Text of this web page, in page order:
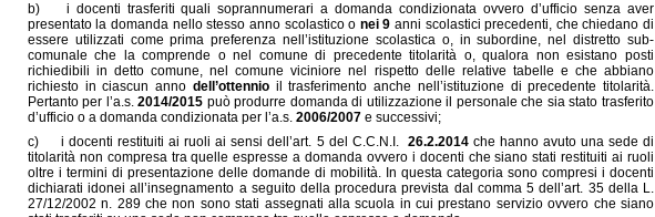
b) i docenti trasferiti quali soprannumerari a domanda condizionata ovvero d’ufficio senza aver
presentato la domanda nello stesso anno scolastico o nei 9 anni scolastici precedenti, che chiedano di
essere utilizzati come prima preferenza nell’istituzione scolastica o, in subordine, nel distretto sub-
comunale che la comprende o nel comune di precedente titolarità o, qualora non esistano posti
richiedibili in detto comune, nel comune viciniore nel rispetto delle relative tabelle e che abbiano
richiesto in ciascun anno dell’ottennioil trasferimento anche nell’istituzione di precedente titolarità.
Pertanto per l’a.s.2014/2015 può produrre domanda di utilizzazione il personale che sia stato trasferito
d’ufficio o a domanda condizionata per l’a.s. 2006/2007 e successivi;
c) i docenti restituiti ai ruoli ai sensi dell’art. 5 del C.C.N.I. 26.2.2014 che hanno avuto una sede di
titolarità non compresa tra quelle espresse a domanda ovvero i docenti che siano stati restituiti ai ruoli
oltre i termini di presentazione delle domande di mobilità. In questa categoria sono compresi i docenti
dichiarati idonei all’insegnamento a seguito della procedura prevista dal comma 5 dell’art. 35 della L.
27/12/2002 n. 289 che non sono stati assegnati alla scuola in cui prestano servizio ovvero che siano